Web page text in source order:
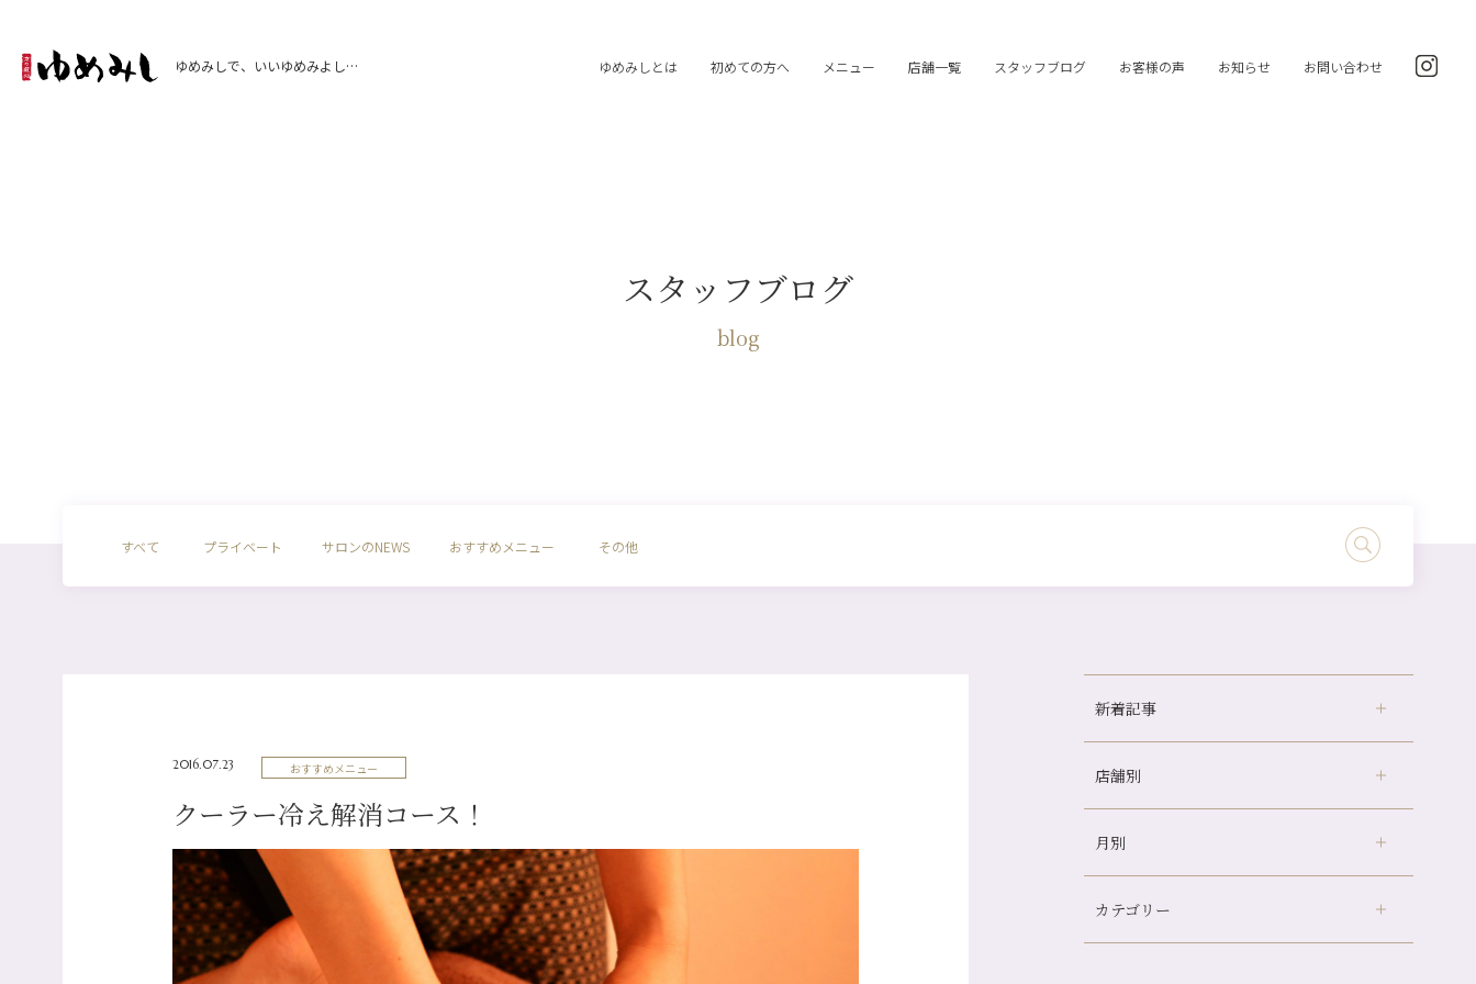
ゆめみしで、いいゆめみよし… ゆめみしとは 初めての方へ メニュー 店舗一覧 スタッフブログ お客様の声 お知らせ お問い合わせ
スタッフブログ
blog
すべて プライベート サロンのNEWS おすすめメニュー その他
2016.07.23 おすすめメニュー
クーラー冷え解消コース！
新着記事
どのくらいのペースで通うのがおすすめ？
冷房の効きすぎた場所にずっといると、、、
山科駅前店24周年！
ょう！
帰省前に体を整えておくメリット
店舗別
さがの温泉天山の湯店
デュー阪急山田店（24）
伏見大手筋店
月別
2026年
カテゴリー